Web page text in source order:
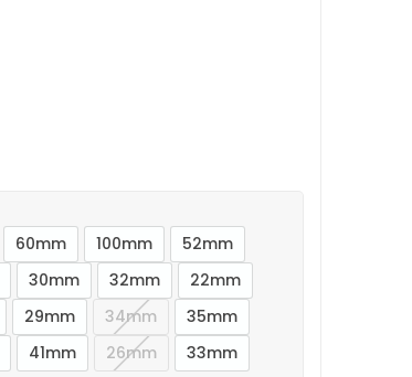
60mm 100mm
52mm
30mm 32mm
22mm
29mm 34mm
35mm
41mm 26mm
33mm